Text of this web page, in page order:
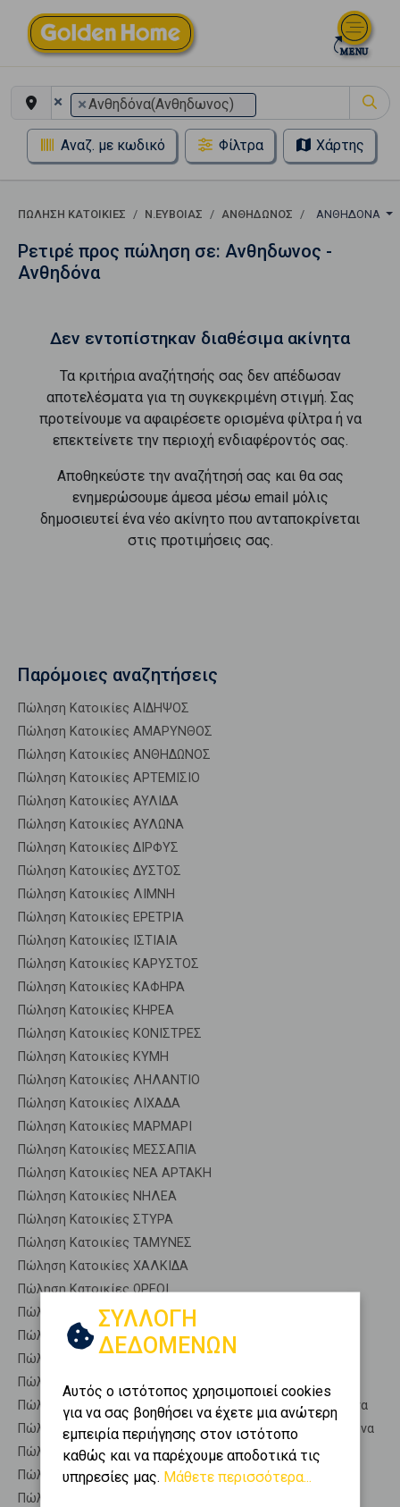
× ×Ανθηδόνα(Ανθηδωνος)
Αναζ. με κωδικό Φίλτρα Χάρτης
ΠΏΛΗΣΗ ΚΑΤΟΙΚΊΕΣ Ν.ΕΥΒΟΙΑΣ ΑΝΘΗΔΩΝΟΣ ΑΝΘΗΔΌΝΑ
Ρετιρέ προς πώληση σε: Ανθηδωνος -
Ανθηδόνα
Δεν εντοπίστηκαν διαθέσιμα ακίνητα
Τα κριτήρια αναζήτησής σας δεν απέδωσαν
αποτελέσματα για τη συγκεκριμένη στιγμή. Σας
προτείνουμε να αφαιρέσετε ορισμένα φίλτρα ή να
επεκτείνετε την περιοχή ενδιαφέροντός σας.
Αποθηκεύστε την αναζήτησή σας και θα σας
ενημερώσουμε άμεσα μέσω email μόλις
δημοσιευτεί ένα νέο ακίνητο που ανταποκρίνεται
στις προτιμήσεις σας.
Παρόμοιες αναζητήσεις
Πώληση Κατοικίες ΑΙΔΗΨΟΣ
Πώληση Κατοικίες ΑΜΑΡΥΝΘΟΣ
Πώληση Κατοικίες ΑΝΘΗΔΩΝΟΣ
Πώληση Κατοικίες ΑΡΤΕΜΙΣΙΟ
Πώληση Κατοικίες ΑΥΛΙΔΑ
Πώληση Κατοικίες ΑΥΛΩΝΑ
Πώληση Κατοικίες ΔΙΡΦΥΣ
Πώληση Κατοικίες ΔΥΣΤΟΣ
Πώληση Κατοικίες ΛΙΜΝΗ
Πώληση Κατοικίες ΕΡΕΤΡΙΑ
Πώληση Κατοικίες ΙΣΤΙΑΙΑ
Πώληση Κατοικίες ΚΑΡΥΣΤΟΣ
Πώληση Κατοικίες ΚΑΦΗΡΑ
Πώληση Κατοικίες ΚΗΡΕΑ
Πώληση Κατοικίες ΚΟΝΙΣΤΡΕΣ
Πώληση Κατοικίες ΚΥΜΗ
Πώληση Κατοικίες ΛΗΛΑΝΤΙΟ
Πώληση Κατοικίες ΛΙΧΑΔΑ
Πώληση Κατοικίες ΜΑΡΜΑΡΙ
Πώληση Κατοικίες ΜΕΣΣΑΠΙΑ
Πώληση Κατοικίες ΝΕΑ ΑΡΤΑΚΗ
Πώληση Κατοικίες ΝΗΛΕΑ
Πώληση Κατοικίες ΣΤΥΡΑ
Πώληση Κατοικίες ΤΑΜΥΝΕΣ
Πώληση Κατοικίες ΧΑΛΚΙΔΑ
Πώληση Κατοικίες ΩΡΕΟΙ
Πώληση Αποθήκες ΑΝΘΗΔΩΝΟΣ - Ανθηδόνα
Πώληση Γκαρσονιέρες ΑΝΘΗΔΩΝΟΣ - Ανθηδόνα
Πώληση Διαμερίσματα ΑΝΘΗΔΩΝΟΣ - Ανθηδόνα
Πώληση Κτίρια ΑΝΘΗΔΩΝΟΣ - Ανθηδόνα
Πώληση Μεζονέτες (ανεξάρτητη) ΑΝΘΗΔΩΝΟΣ - Ανθηδόνα
Πώληση Μεζονέτες (εφαπτόμενη) ΑΝΘΗΔΩΝΟΣ - Ανθηδόνα
Πώληση Μονοκατοικίες ΑΝΘΗΔΩΝΟΣ - Ανθηδόνα
Πώληση Οικίες ΑΝΘΗΔΩΝΟΣ - Ανθηδόνα
Πώληση Οροφοδιαμερίσματα ΑΝΘΗΔΩΝΟΣ - Ανθηδόνα
ΣΥΛΛΟΓΗ
ΔΕΔΟΜΕΝΩΝ
Αυτός ο ιστότοπος χρησιμοποιεί cookies
για να σας βοηθήσει να έχετε μια ανώτερη
εμπειρία περιήγησης στον ιστότοπο
καθώς και να παρέχουμε αποδοτικά τις
υπηρεσίες μας. Μάθετε περισσότερα...